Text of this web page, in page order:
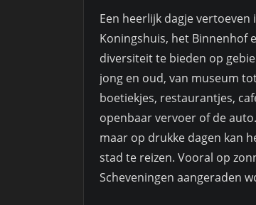
Een heerlijk dagje
Koningshuis, het Binnenhof
diversiteit te bieden op
jong en oud, van museum
boetiekjes, restaurantjes,
openbaar vervoer of de auto.
maar op drukke dagen kan
stad te reizen. Vooral op
Scheveningen aangeraden